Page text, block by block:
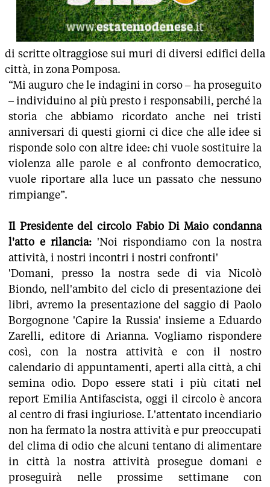
di scritte oltraggiose sui muri di diversi edifici della
città, in zona Pomposa.
“Mi auguro che le indagini in corso – ha proseguito
– individuino al più presto i responsabili, perché la
storia che abbiamo ricordato anche nei tristi
anniversari di questi giorni ci dice che alle idee si
risponde solo con altre idee: chi vuole sostituire la
violenza alle parole e al confronto democratico,
vuole riportare alla luce un passato che nessuno
rimpiange”.
Il Presidente del circolo Fabio Di Maio condanna
l'atto e rilancia: 'Noi rispondiamo con la nostra
attività, i nostri incontri i nostri confronti'
'Domani, presso la nostra sede di via Nicolò
Biondo, nell'ambito del ciclo di presentazione dei
libri, avremo la presentazione del saggio di Paolo
Borgognone 'Capire la Russia' insieme a Eduardo
Zarelli, editore di Arianna. Vogliamo rispondere
così, con la nostra attività e con il nostro
calendario di appuntamenti, aperti alla città, a chi
semina odio. Dopo essere stati i più citati nel
report Emilia Antifascista, oggi il circolo è ancora
al centro di frasi ingiuriose. L'attentato incendiario
non ha fermato la nostra attività e pur preoccupati
del clima di odio che alcuni tentano di alimentare
in città la nostra attività prosegue domani e
proseguirà nelle prossime settimane con